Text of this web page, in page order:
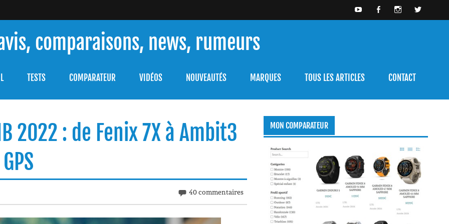
comparaisons, news, rumeurs
TESTS COMPARATEUR VIDÉOS NOUVEAUTÉS MARQUES TOUS LES ARTICLES CONTACT
2022 : de Fenix 7X à Ambit3
40 commentaires
MON COMPARATEUR